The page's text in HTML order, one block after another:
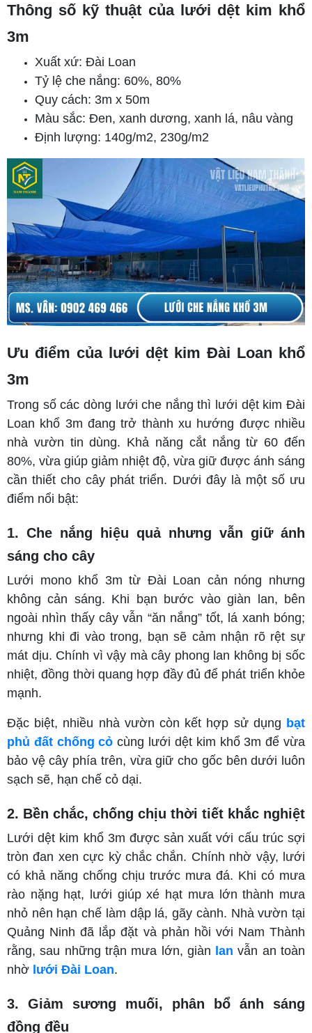
Thông số kỹ thuật của lưới dệt kim khổ
3m
Xuất xứ: Đài Loan
Tỷ lệ che nắng: 60%, 80%
Quy cách: 3m x 50m
Màu sắc: Đen, xanh dương, xanh lá, nâu vàng
Định lượng: 140g/m2, 230g/m2
Ưu điểm của lưới dệt kim Đài Loan khổ
3m
Trong số các dòng lưới che nắng thì lưới dệt kim Đài
Loan khổ 3m đang trở thành xu hướng được nhiều
nhà vườn tin dùng. Khả năng cắt nắng từ 60 đến
80%, vừa giúp giảm nhiệt độ, vừa giữ được ánh sáng
cần thiết cho cây phát triển. Dưới đây là một số ưu
điểm nổi bật:
1. Che nắng hiệu quả nhưng vẫn giữ ánh
sáng cho cây
Lưới mono khổ 3m từ Đài Loan cản nóng nhưng
không cản sáng. Khi bạn bước vào giàn lan, bên
ngoài nhìn thấy cây vẫn “ăn nắng” tốt, lá xanh bóng;
nhưng khi đi vào trong, bạn sẽ cảm nhận rõ rệt sự
mát dịu. Chính vì vậy mà cây phong lan không bị sốc
nhiệt, đồng thời quang hợp đầy đủ để phát triển khỏe
mạnh.
Đặc biệt, nhiều nhà vườn còn kết hợp sử dụng bạt
phủ đất chống cỏ cùng lưới dệt kim khổ 3m để vừa
bảo vệ cây phía trên, vừa giữ cho gốc bên dưới luôn
sạch sẽ, hạn chế cỏ dại.
2. Bền chắc, chống chịu thời tiết khắc nghiệt
Lưới dệt kim khổ 3m được sản xuất với cấu trúc sợi
tròn đan xen cực kỳ chắc chắn. Chính nhờ vậy, lưới
có khả năng chống chịu trước mưa đá. Khi có mưa
rào nặng hạt, lưới giúp xé hạt mưa lớn thành mưa
nhỏ nên hạn chế làm dập lá, gãy cành. Nhà vườn tại
Quảng Ninh đã lắp đặt và phản hồi với Nam Thành
rằng, sau những trận mưa lớn, giàn lan vẫn an toàn
nhờ lưới Đài Loan.
3. Giảm sương muối, phân bổ ánh sáng
đồng đều